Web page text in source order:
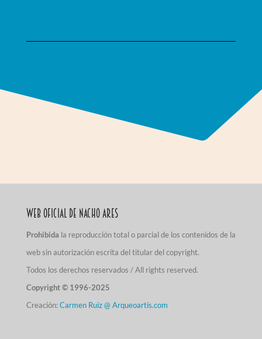
Web Oficial de Nacho Ares
Prohibida la reproducción total o parcial de los contenidos de la
web sin autorización escrita del titular del copyright.
Todos los derechos reservados / All rights reserved.
Copyright © 1996-2025
Creación:Carmen Ruiz @ Arqueoartis.com